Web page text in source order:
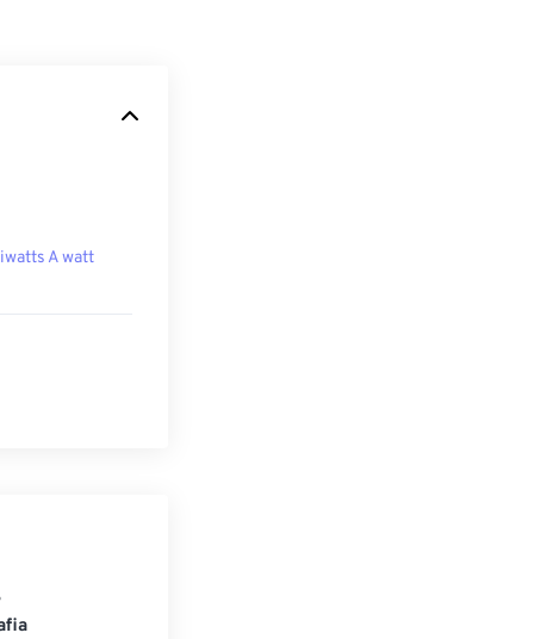
A watt